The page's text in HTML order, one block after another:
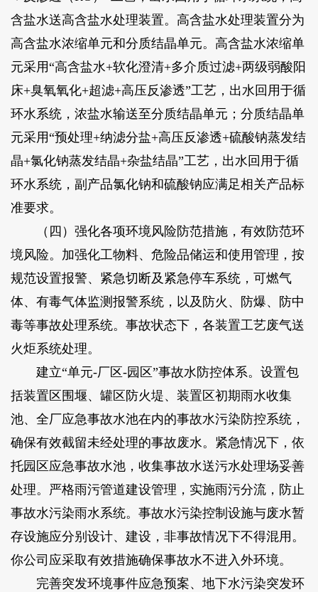
含盐水送高含盐水处理装置。高含盐水处理装置分为
高含盐水浓缩单元和分质结晶单元。高含盐水浓缩单
元采用“高含盐水+软化澄清+多介质过滤+两级弱酸阳
床+臭氧氧化+超滤+高压反渗透”工艺，出水回用于循
环水系统，浓盐水输送至分质结晶单元；分质结晶单
元采用“预处理+纳滤分盐+高压反渗透+硫酸钠蒸发结
晶+氯化钠蒸发结晶+杂盐结晶”工艺，出水回用于循
环水系统，副产品氯化钠和硫酸钠应满足相关产品标
准要求。
（四）强化各项环境风险防范措施，有效防范环
境风险。加强化工物料、危险品储运和使用管理，按
规范设置报警、紧急切断及紧急停车系统，可燃气
体、有毒气体监测报警系统，以及防火、防爆、防中
毒等事故处理系统。事故状态下，各装置工艺废气送
火炬系统处理。
建立“单元-厂区-园区”事故水防控体系。设置包
括装置区围堰、罐区防火堤、装置区初期雨水收集
池、全厂应急事故水池在内的事故水污染防控系统，
确保有效截留未经处理的事故废水。紧急情况下，依
托园区应急事故水池，收集事故水送污水处理场妥善
处理。严格雨污管道建设管理，实施雨污分流，防止
事故水污染雨水系统。事故水污染控制设施与废水暂
存设施应分别设计、建设，非事故情况下不得混用。
你公司应采取有效措施确保事故水不进入外环境。
完善突发环境事件应急预案、地下水污染突发环